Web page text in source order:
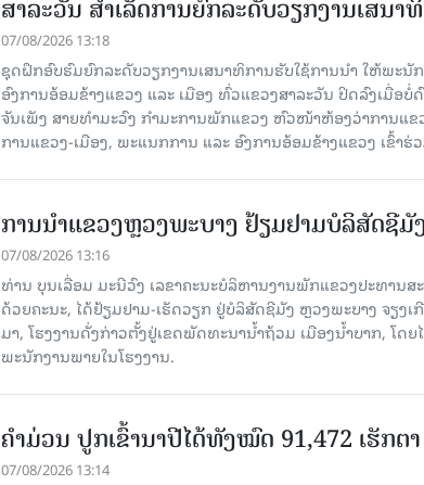
ສາລະວັນ ສໍາເລັດການຍົກລະດັບວຽກງານເສນາ
07/08/2026 13:18
ຊຸດຝຶກອົບຮົມຍົກລະດັບວຽກງານເສນາທິການຮັບໃຊ້ການນໍາ ໃຫ້ພະ
ອົງການອ້ອມຂ້າງແຂວງ ແລະ ເມືອງ ທົ່ວແຂວງສາລະວັນ ປິດລົງເມື່ອ​
ຈັນເພັງ ສາຍທຳມະວົງ ກຳມະການພັກແຂວງ ຫົວໜ້າຫ້ອງວ່າການແ
ການແຂວງ-ເມືອງ, ພະແນກການ ແລະ ອົງການອ້ອມຂ້າງແຂວງ ເຂົ້າຮ່
ການນຳແຂວງຫຼວງພະບາງ ຢ້ຽມ​ຢາມບໍ​ລິ​ສັດຊີມັ
07/08/2026 13:16
ທ່ານ ບຸນເລື່ອມ ມະນີວົງ ເລ​ຂາ​ຄະ​ນະ​ບໍ​ລິ​ຫານ​ງານ​ພັກແຂວງປະທານ
ດ້ວຍຄະນະ, ໄດ້ຢ້ຽມຢາມ-ເຮັດວຽກ ຢູ່ບໍລິສັດຊີມັງ ຫຼວງພະບາງ ຈຽງ
ມາ, ໂຮງ​ງານ​ດັ່ງ​ກ່າວຕັ້ງຢູ່ເຂດພັດທະນານ້ຳຖ້ວມ ເມືອງນໍ້າບາກ, ໂດ
ພະນັກງານພາຍໃນໂຮງງານ.
ຄໍາມ່ວນ ປູກເຂົ້ານາປີໄດ້ທັງໝົດ 91,472 ເຮັກຕາ
07/08/2026 13:14